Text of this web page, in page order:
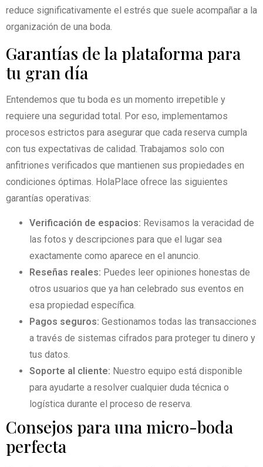
reduce significativamente el estrés que suele acompañar a la
organización de una boda.
Garantías de la plataforma para
tu gran día
Entendemos que tu boda es un momento irrepetible y
requiere una seguridad total. Por eso, implementamos
procesos estrictos para asegurar que cada reserva cumpla
con tus expectativas de calidad. Trabajamos solo con
anfitriones verificados que mantienen sus propiedades en
condiciones óptimas. HolaPlace ofrece las siguientes
garantías operativas:
Verificación de espacios: Revisamos la veracidad de
las fotos y descripciones para que el lugar sea
exactamente como aparece en el anuncio.
Reseñas reales: Puedes leer opiniones honestas de
otros usuarios que ya han celebrado sus eventos en
esa propiedad específica.
Pagos seguros: Gestionamos todas las transacciones
a través de sistemas cifrados para proteger tu dinero y
tus datos.
Soporte al cliente: Nuestro equipo está disponible
para ayudarte a resolver cualquier duda técnica o
logística durante el proceso de reserva.
Consejos para una micro-boda
perfecta